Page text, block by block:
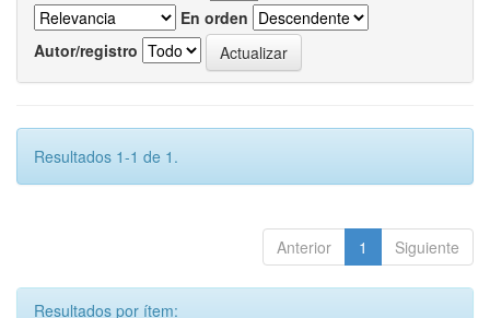
En orden
Autor/registro
Resultados 1-1 de 1.
Anterior 1 Siguiente
Resultados por ítem: